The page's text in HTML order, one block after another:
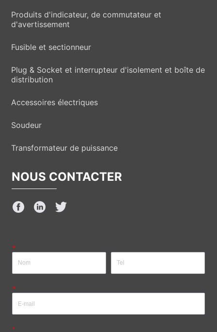
Produits d'indicateur, de commutateur et
d'avertissement
Fusible et sectionneur
Plug & Socket et interrupteur d'isolement et boîte de
distribution
Accessoires électriques
Soudeur
Transformateur de puissance
NOUS CONTACTER
*
*
*